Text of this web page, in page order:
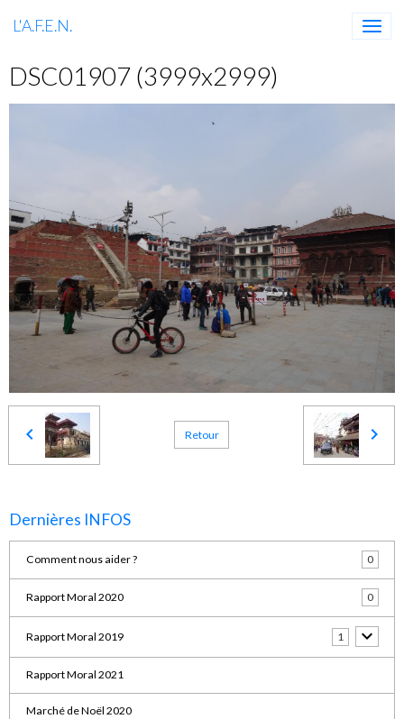
L'A.F.E.N.
DSC01907 (3999x2999)
Retour
Dernières INFOS
Comment nous aider ? 0
Rapport Moral 2020 0
Rapport Moral 2019 1
Rapport Moral 2021
Marché de Noël 2020